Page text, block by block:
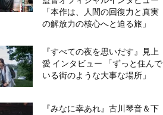
「本作は、人間の回復力と真実
の解放力の核心へと迫る旅」
『すべての夜を思いだす』見上
愛 インタビュー 「ずっと住んで
いる街のような大事な場所」
『みなに幸あれ』古川琴音＆下